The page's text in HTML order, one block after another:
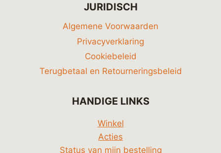
JURIDISCH
Algemene Voorwaarden
Privacyverklaring
Cookiebeleid
Terugbetaal en Retourneringsbeleid
HANDIGE LINKS
Winkel
Acties
Status van mijn bestelling